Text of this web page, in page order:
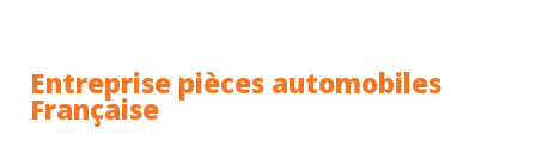
Entreprise pièces automobiles
Française